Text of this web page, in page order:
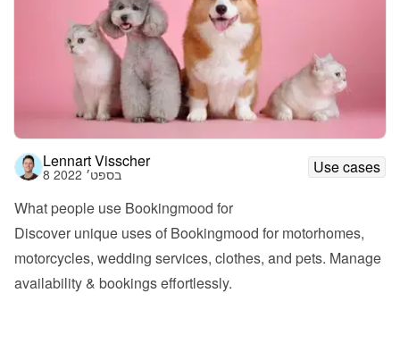
Lennart Visscher
8 בספט׳ 2022
Use cases
What people use Bookingmood for
Discover unique uses of Bookingmood for motorhomes,
motorcycles, wedding services, clothes, and pets. Manage
availability & bookings effortlessly.